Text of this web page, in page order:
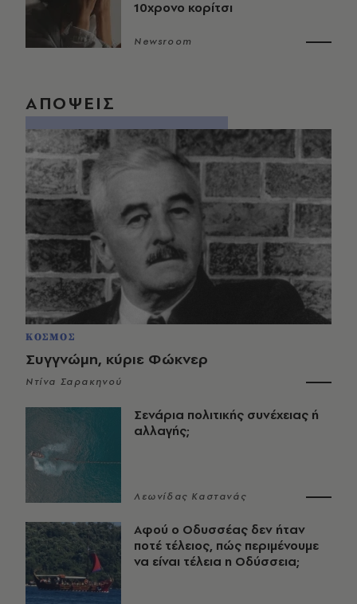
10χρονο κορίτσι
Newsroom
ΑΠΟΨΕΙΣ
ΚΟΣΜΟΣ
Συγγνώμη, κύριε Φώκνερ
Ντίνα Σαρακηνού
Σενάρια πολιτικής συνέχειας ή
αλλαγής;
Λεωνίδας Καστανάς
Αφού ο Οδυσσέας δεν ήταν
ποτέ τέλειος, πώς περιμένουμε
να είναι τέλεια η Οδύσσεια;